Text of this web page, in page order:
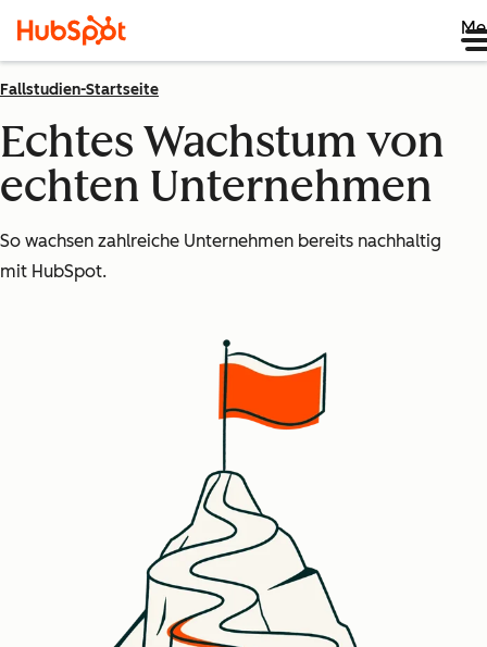
Fallstudien-Startseite
Echtes Wachstum von
echten Unternehmen
So wachsen zahlreiche Unternehmen bereits nachhaltig
mit HubSpot.